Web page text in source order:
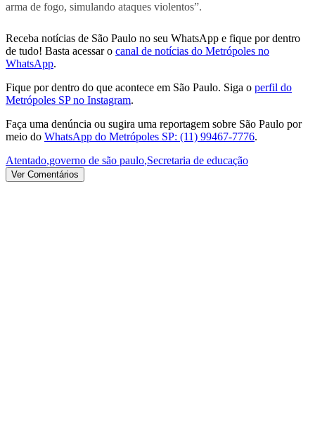
arma de fogo, simulando ataques violentos”.
Receba notícias de São Paulo no seu WhatsApp e fique por dentro
de tudo! Basta acessar o canal de notícias do Metrópoles no
WhatsApp.
Fique por dentro do que acontece em São Paulo. Siga o perfil do
Metrópoles SP no Instagram.
Faça uma denúncia ou sugira uma reportagem sobre São Paulo por
meio do WhatsApp do Metrópoles SP: (11) 99467-7776.
Atentado,governo de são paulo,Secretaria de educação
Ver Comentários